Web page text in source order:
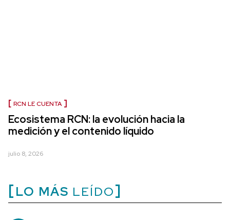
RCN LE CUENTA
Ecosistema RCN: la evolución hacia la
medición y el contenido líquido
julio 8, 2026
LO MÁS LEÍDO